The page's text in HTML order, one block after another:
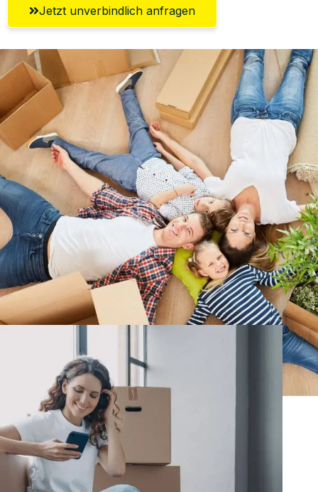
Jetzt unverbindlich anfragen